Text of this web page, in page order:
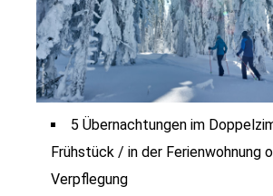
5 Übernachtungen im
Frühstück / in der Ferienwohnung
Verpflegung